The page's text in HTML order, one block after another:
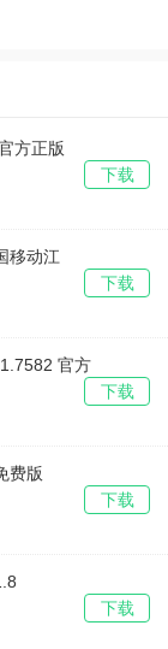
方正版
下载
移动江
下载
官方
下载
费版
下载
下载